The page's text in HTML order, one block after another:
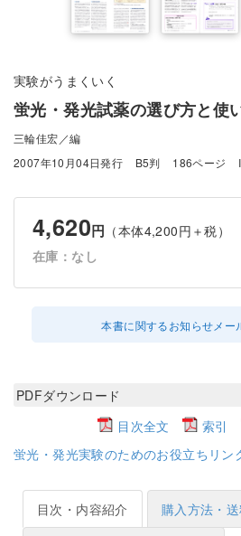
実験がうまくいく
蛍光・発光試薬の選び方と使
三輪佳宏／編
2007年10月04日発行
B5判 186ページ
4,620円 （本体4,200円＋税）
在庫：なし
本書に関するお知らせメー
PDFダウンロード
目次全文
索引
蛍光・発光実験のためのお役立ちリン
目次・内容紹介 購入方法・